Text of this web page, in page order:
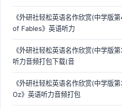
《外研社轻松英语名作欣赏(中学版
of Fables》英语听力
《外研社轻松英语名作欣赏(中学版
听力音频打包下载(音
《外研社轻松英语名作欣赏(中学版
Oz》英语听力音频打包